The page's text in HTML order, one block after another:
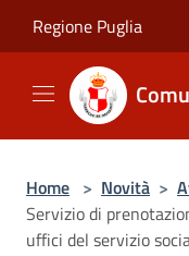
Regione Puglia
Home > Novità >
Servizio di
uffici del servizio